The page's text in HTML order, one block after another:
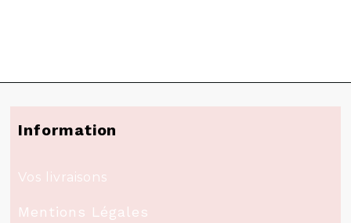
Information
Vos livraisons
Mentions Légales